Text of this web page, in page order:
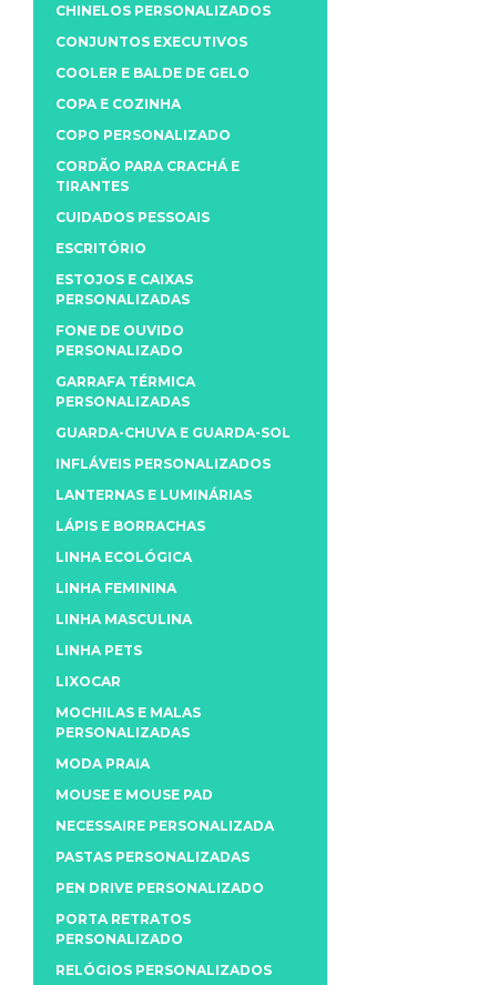
CHINELOS PERSONALIZADOS
CONJUNTOS EXECUTIVOS
COOLER E BALDE DE GELO
COPA E COZINHA
COPO PERSONALIZADO
CORDÃO PARA CRACHÁ E
TIRANTES
CUIDADOS PESSOAIS
ESCRITÓRIO
ESTOJOS E CAIXAS
PERSONALIZADAS
FONE DE OUVIDO
PERSONALIZADO
GARRAFA TÉRMICA
PERSONALIZADAS
GUARDA-CHUVA E GUARDA-SOL
INFLÁVEIS PERSONALIZADOS
LANTERNAS E LUMINÁRIAS
LÁPIS E BORRACHAS
LINHA ECOLÓGICA
LINHA FEMININA
LINHA MASCULINA
LINHA PETS
LIXOCAR
MOCHILAS E MALAS
PERSONALIZADAS
MODA PRAIA
MOUSE E MOUSE PAD
NECESSAIRE PERSONALIZADA
PASTAS PERSONALIZADAS
PEN DRIVE PERSONALIZADO
PORTA RETRATOS
PERSONALIZADO
RELÓGIOS PERSONALIZADOS